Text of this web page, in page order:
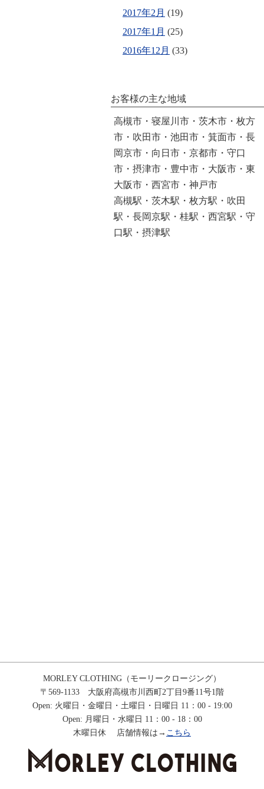
2017年2月 (19)
2017年1月 (25)
2016年12月 (33)
お客様の主な地域
高槻市・寝屋川市・茨木市・枚方
市・吹田市・池田市・箕面市・長
岡京市・向日市・京都市・守口
市・摂津市・豊中市・大阪市・東
大阪市・西宮市・神戸市
高槻駅・茨木駅・枚方駅・吹田
駅・長岡京駅・桂駅・西宮駅・守
口駅・摂津駅
MORLEY CLOTHING（モーリークロージング）
〒569-1133 大阪府高槻市川西町2丁目9番11号1階
Open: 火曜日・金曜日・土曜日・日曜日 11：00 - 19:00
Open: 月曜日・水曜日 11：00 - 18：00
木曜日休 店舗情報は→ こちら